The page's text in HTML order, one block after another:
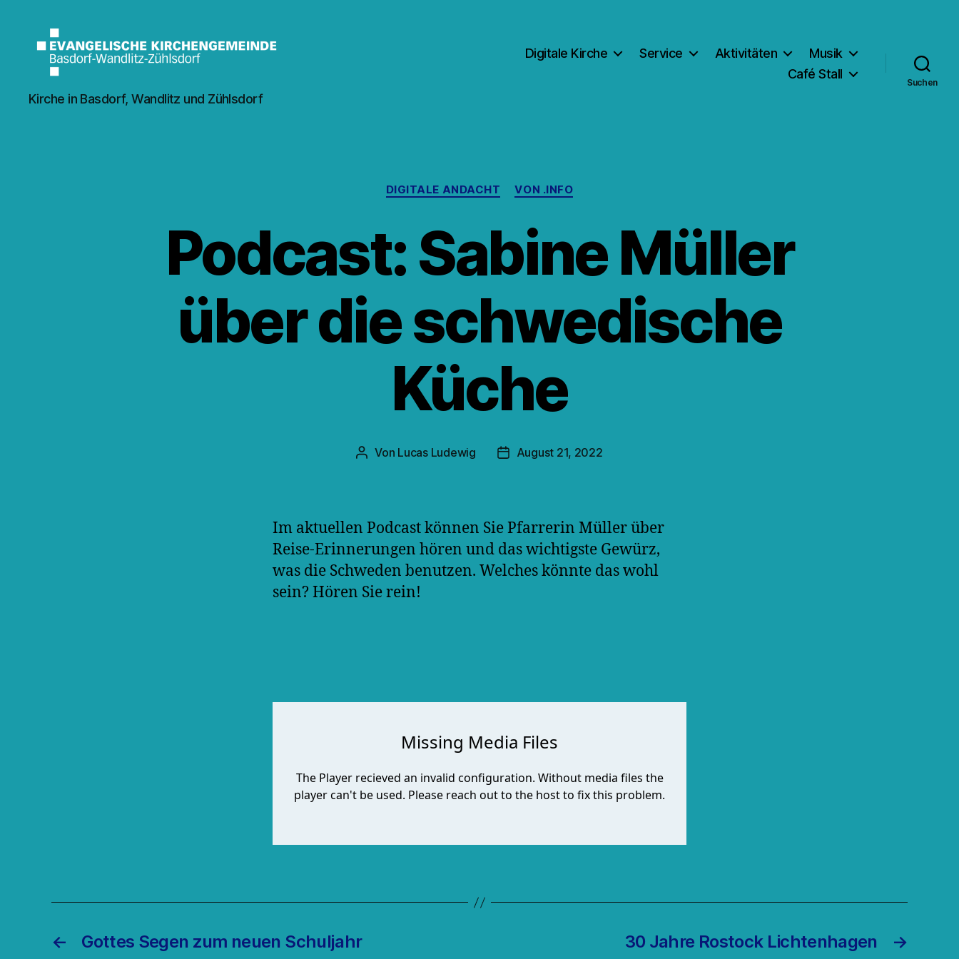
Kirche
Wandlitz
Kirche in Basdorf, Wandlitz und Zühlsdorf
Digitale Kirche Service Aktivitäten
Musik
Café Stall
Suchen
Kategorien
DIGITALE ANDACHT VON .INFO
Podcast: Sabine Müller
über die schwedische
Küche
Beitragsautor
Von Lucas Ludewig Veröffentlichungsdatum
August 21, 2022
Im aktuellen Podcast können Sie Pfarrerin Müller über
Reise-Erinnerungen hören und das wichtigste Gewürz,
was die Schweden benutzen. Welches könnte das wohl
sein? Hören Sie rein!
← Gottes Segen zum neuen Schuljahr →
30 Jahre Rostock Lichtenhagen